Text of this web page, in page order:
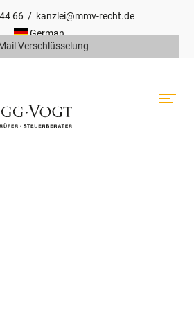
Verschlüsselung
66/ kanzlei@mmv-recht.de
German